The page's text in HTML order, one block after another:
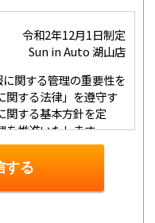
令和2年12月1日制定
Sun in Auto 湖山店
関する管理の重要性を
関する法律」を遵守す
関する基本方針を定
を推進いたします。
ついて
目的をできる限り明
度において適法かつ
します。
する